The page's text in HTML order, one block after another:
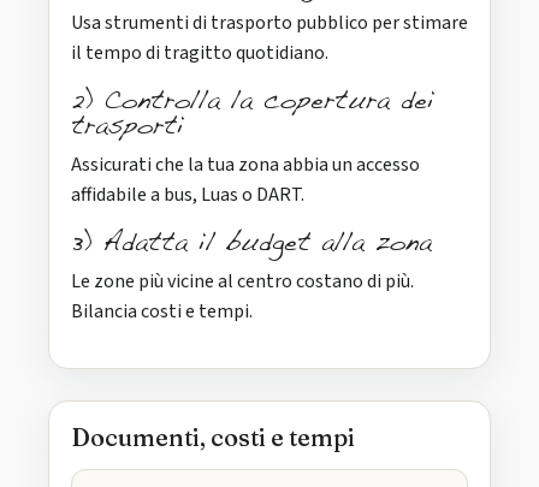
Usa strumenti di trasporto pubblico per stimare
il tempo di tragitto quotidiano.
2) Controlla la copertura dei
trasporti
Assicurati che la tua zona abbia un accesso
affidabile a bus, Luas o DART.
3) Adatta il budget alla zona
Le zone più vicine al centro costano di più.
Bilancia costi e tempi.
Documenti, costi e tempi